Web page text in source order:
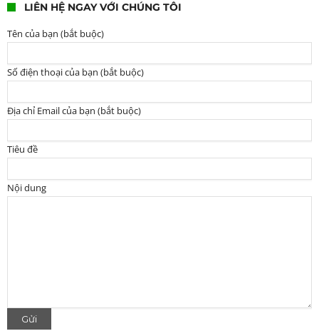
LIÊN HỆ NGAY VỚI CHÚNG TÔI
Tên của bạn (bắt buộc)
Số điện thoại của bạn (bắt buộc)
Địa chỉ Email của bạn (bắt buộc)
Tiêu đề
Nội dung